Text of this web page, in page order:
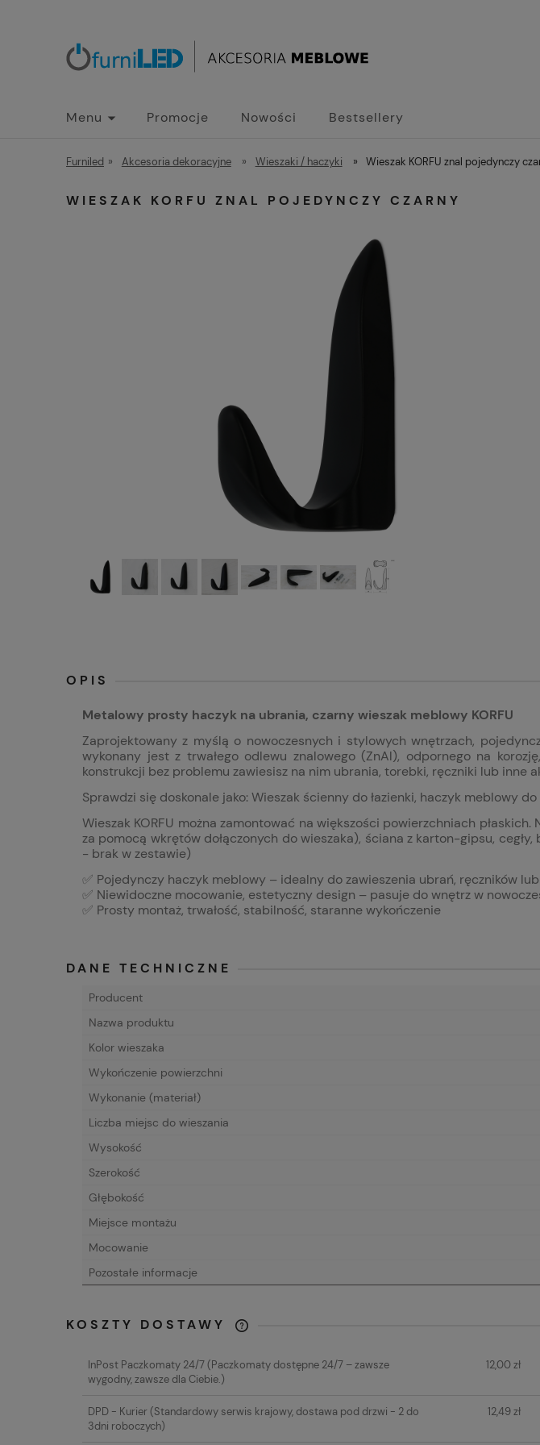
Menu Promocje Nowości Bestsellery
Furniled » Akcesoria dekoracyjne » Wieszaki / haczyki » Wieszak KORFU znal pojedynczy
WIESZAK KORFU ZNAL POJEDYNCZY CZARNY
OPIS
Metalowy prosty haczyk na ubrania, czarny wieszak meblowy KORFU
Zaprojektowany z myślą o nowoczesnych i stylowych wnętrzach,
wykonany jest z trwałego odlewu znalowego (ZnAl), odpornego na
konstrukcji bez problemu zawiesisz na nim ubrania, torebki, ręczniki lub inne
Sprawdzi się doskonale jako: Wieszak ścienny do łazienki, haczyk meblowy
Wieszak KORFU można zamontować na większości powierzchniach
za pomocą wkrętów dołączonych do wieszaka), ściana z karton-gipsu,
- brak w zestawie)
✅ Pojedynczy haczyk meblowy – idealny do zawieszenia ubrań, ręczników
✅ Niewidoczne mocowanie, estetyczny design – pasuje do wnętrz w
✅ Prosty montaż, trwałość, stabilność, staranne wykończenie
DANE TECHNICZNE
Producent
Nazwa produktu
Kolor wieszaka
Wykończenie powierzchni
Wykonanie (materiał)
Liczba miejsc do wieszania
Wysokość
Szerokość
Głębokość
Miejsce montażu
Mocowanie
Pozostałe informacje
KOSZTY DOSTAWY
CENA NIE ZAWIERA
InPost Paczkomaty 24/7(Paczkomaty dostępne 24/7 – zawsze
wygodny, zawsze dla Ciebie.)
12,00 zł
DPD - Kurier(Standardowy serwis krajowy, dostawa pod drzwi - 2 do
3dni roboczych)
12,49 zł